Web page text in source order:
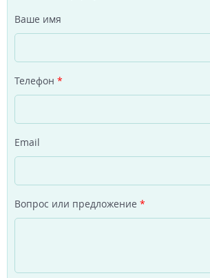
Ваше имя
Телефон *
Email
Вопрос или предложение *